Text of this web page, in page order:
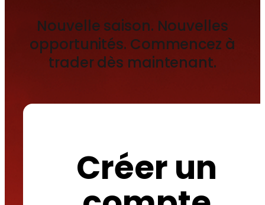
Nouvelle saison. Nouvelles
opportunités. Commencez à
trader dès maintenant.
Créer un